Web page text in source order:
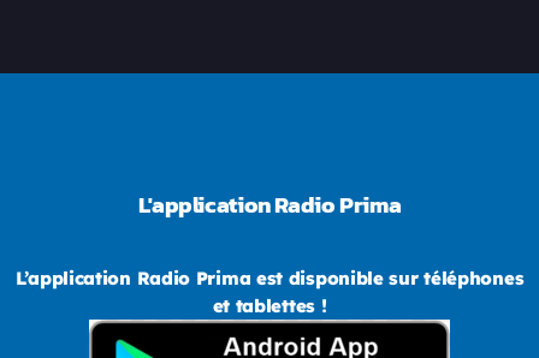
L'application Radio Prima
L’application Radio Prima est disponible sur téléphones
et tablettes !